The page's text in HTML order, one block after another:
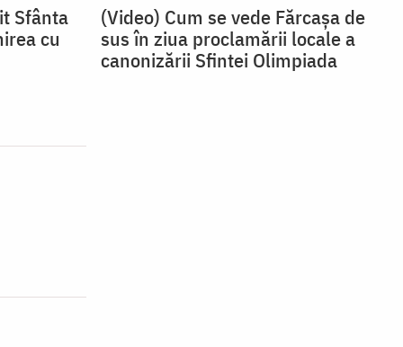
Sfânta
cu
(Video) Cum se vede Fărcașa de
sus în ziua proclamării locale a
canonizării Sfintei Olimpiada